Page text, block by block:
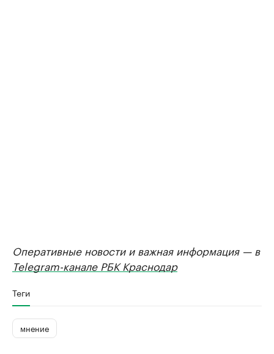
Оперативные новости и важная информация — в
Telegram-канале РБК Краснодар
Теги
мнение